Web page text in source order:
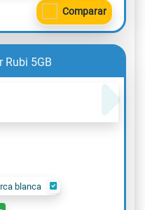
Comparar
Rubi 5GB
blanca